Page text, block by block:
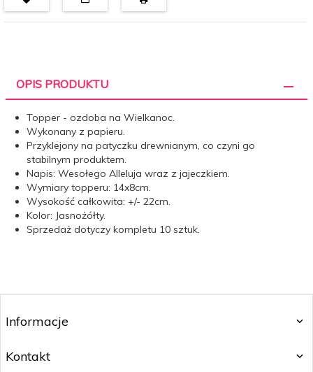
OPIS PRODUKTU
Topper - ozdoba na Wielkanoc.
Wykonany z papieru.
Przyklejony na patyczku drewnianym, co czyni go
stabilnym produktem.
Napis: Wesołego Alleluja wraz z jajeczkiem.
Wymiary topperu: 14x8cm.
Wysokość całkowita: +/- 22cm.
Kolor: Jasnożółty.
Sprzedaż dotyczy kompletu 10 sztuk.
Informacje
Kontakt